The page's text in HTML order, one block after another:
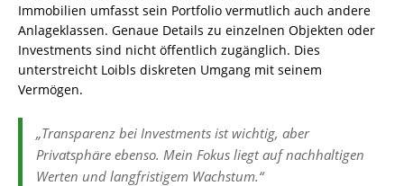
Immobilien umfasst sein Portfolio vermutlich auch andere
Anlageklassen. Genaue Details zu einzelnen Objekten oder
Investments sind nicht öffentlich zugänglich. Dies
unterstreicht Loibls diskreten Umgang mit seinem
Vermögen.
„Transparenz bei Investments ist wichtig, aber
Privatsphäre ebenso. Mein Fokus liegt auf nachhaltigen
Werten und langfristigem Wachstum.“